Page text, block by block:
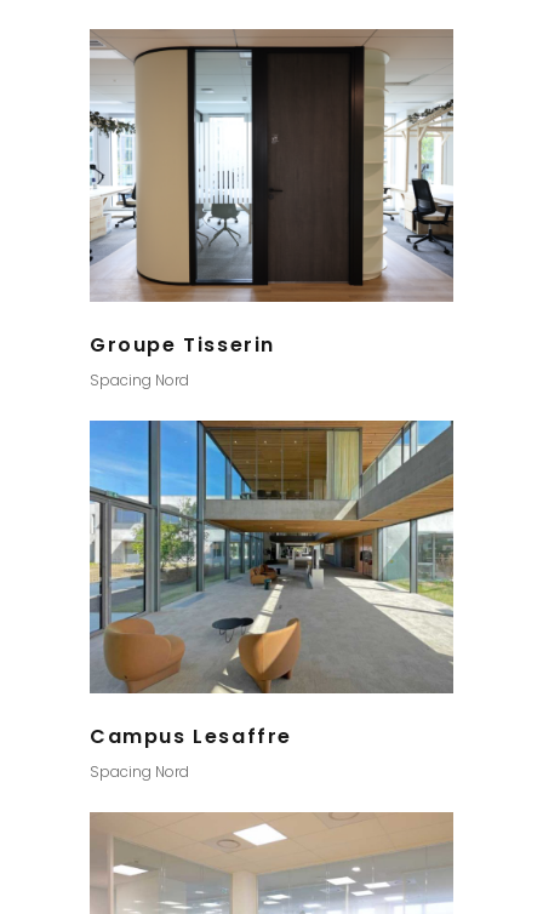
Groupe Tisserin
Spacing Nord
Campus Lesaffre
Spacing Nord